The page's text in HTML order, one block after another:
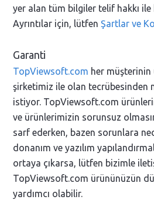
yer alan tüm bilgiler telif hakkı ile
Ayrıntılar için, lütfenŞartlar ve
Garanti
TopViewsoft.com her
şirketimiz ile olan tecrübesinden
istiyor. TopViewsoft.com
ve ürünlerimizin sorunsuz
sarf ederken, bazen sorunlara
donanım ve yazılım
ortaya çıkarsa, lütfen bizimle
TopViewsoft.com ürününüzün
yardımcı olabilir.